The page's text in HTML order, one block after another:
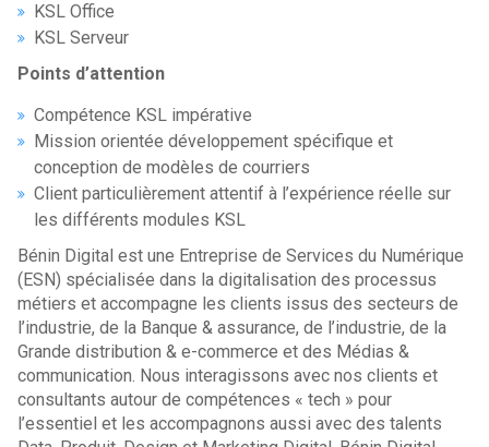
KSL Office
KSL Serveur
Points d’attention
Compétence KSL impérative
Mission orientée développement spécifique et
conception de modèles de courriers
Client particulièrement attentif à l’expérience réelle sur
les différents modules KSL
Bénin Digital est une Entreprise de Services du Numérique
(ESN) spécialisée dans la digitalisation des processus
métiers et accompagne les clients issus des secteurs de
l’industrie, de la Banque & assurance, de l’industrie, de la
Grande distribution & e-commerce et des Médias &
communication. Nous interagissons avec nos clients et
consultants autour de compétences « tech » pour
l’essentiel et les accompagnons aussi avec des talents